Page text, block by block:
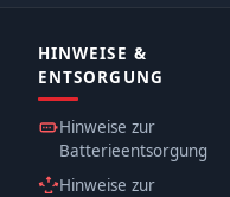
HINWEISE &
ENTSORGUNG
Hinweise zur
Batterieentsorgung
Hinweise zur